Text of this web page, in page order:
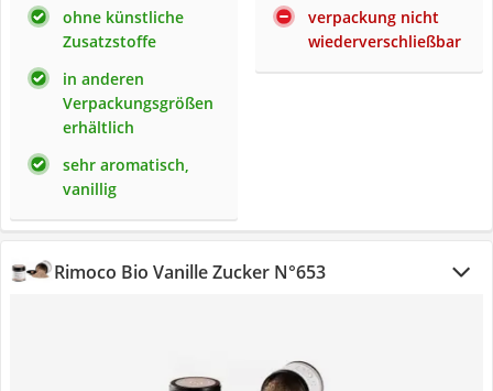
ohne künstliche
Zusatzstoffe
in anderen
Verpackungsgrößen
erhältlich
sehr aromatisch,
vanillig
verpackung nicht
wiederverschließbar
Rimoco Bio Vanille Zucker N°653